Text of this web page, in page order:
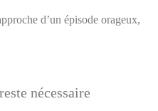
d’un épisode orageux,
nécessaire